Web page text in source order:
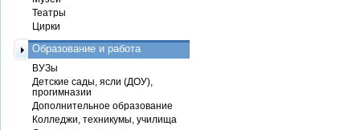
Театры
Цирки
Образование и работа
ВУЗы
Детские сады, ясли (ДОУ),
прогимназии
Дополнительное образование
Колледжи, техникумы, училища